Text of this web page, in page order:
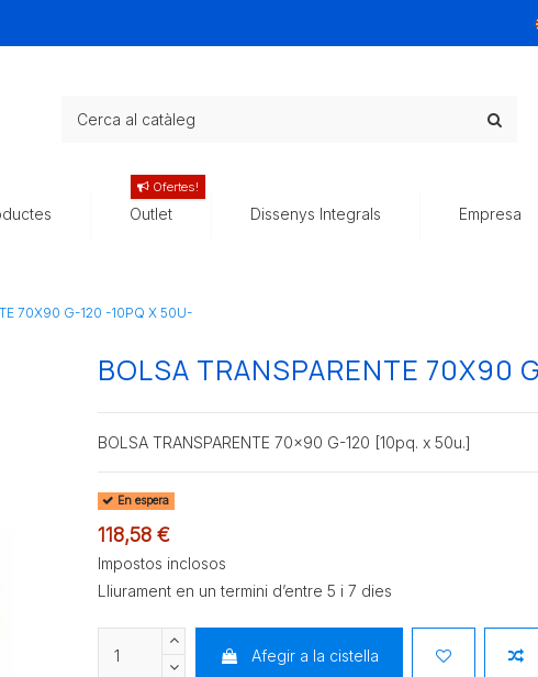
Outlet
Ofertes!
Dissenys Integrals Empresa
70X90 G-120 -10PQ X 50U-
BOLSA TRANSPARENTE 70X90
BOLSA TRANSPARENTE 70x90 G-120 [10pq. x 50u.]
En espera
118,58 €
Impostos inclosos
Lliurament en un termini d’entre 5 i 7 dies
Afegir a la cistella